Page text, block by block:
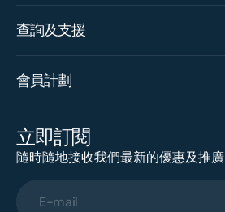
查詢及支援
會員計劃
立即訂閱
隨時隨地接收我們最新的優惠及推廣
E-mail